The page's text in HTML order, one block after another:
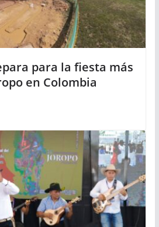
para la fiesta más
en Colombia